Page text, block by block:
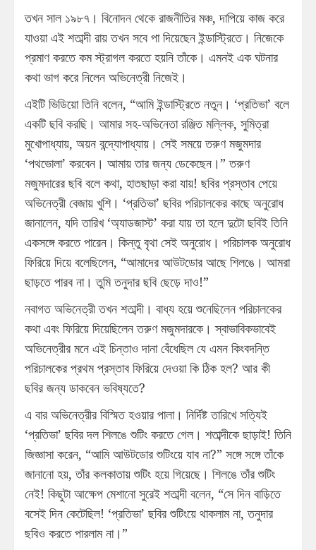
তখন সাল ১৯৮৭। বিনোদন থেকে রাজনীতির মঞ্চ, দাপিয়ে কাজ করে
যাওয়া এই শতাব্দী রায় তখন সবে পা দিয়েছেন ইন্ডাস্ট্রিতে। নিজেকে
প্রমাণ করতে কম স্ট্রাগল করতে হয়নি তাঁকে। এমনই এক ঘটনার
কথা ভাগ করে নিলেন অভিনেত্রী নিজেই।
এইটি ভিডিয়ো তিনি বলেন, “আমি ইন্ডাস্ট্রিতে নতুন। ‘প্রতিভা’ বলে
একটি ছবি করছি। আমার সহ-অভিনেতা রঞ্জিত মল্লিক, সুমিত্রা
মুখোপাধ্যায়, অয়ন বন্দ্যোপাধ্যায়। সেই সময়ে তরুণ মজুমদার
‘পথভোলা’ করবেন। আমায় তার জন্য ডেকেছেন।” তরুণ
মজুমদারের ছবি বলে কথা, হাতছাড়া করা যায়! ছবির প্রস্তাব পেয়ে
অভিনেত্রী বেজায় খুশি। ‘প্রতিভা’ ছবির পরিচালকের কাছে অনুরোধ
জানালেন, যদি তারিখ ‘অ্যাডজাস্ট’ করা যায় তা হলে দুটো ছবিই তিনি
একসঙ্গে করতে পারেন। কিন্তু বৃথা সেই অনুরোধ। পরিচালক অনুরোধ
ফিরিয়ে দিয়ে বলেছিলেন, “আমাদের আউটডোর আছে শিলঙে। আমরা
ছাড়়তে পারব না। তুমি তনুদার ছবি ছেড়ে দাও!”
নবাগত অভিনেত্রী তখন শতাব্দী। বাধ্য হয়ে শুনেছিলেন পরিচালকের
কথা এবং ফিরিয়ে দিয়েছিলেন তরুণ মজুমদারকে। স্বাভাবিকভাবেই
অভিনেত্রীর মনে এই চিন্তাও দানা বেঁধেছিল যে এমন কিংবদন্তি
পরিচালকের প্রথম প্রস্তাব ফিরিয়ে দেওয়া কি ঠিক হল? আর কী
ছবির জন্য ডাকবেন ভবিষ্যতে?
এ বার অভিনেত্রীর বিস্মিত হওয়ার পালা। নির্দিষ্ট তারিখে সত্যিই
‘প্রতিভা’ ছবির দল শিলঙে শুটিং করতে গেল। শতাব্দীকে ছাড়াই! তিনি
জিজ্ঞাসা করেন, “আমি আউটডোর শুটিংয়ে যাব না?” সঙ্গে সঙ্গে তাঁকে
জানানো হয়, তাঁর কলকাতায় শুটিং হয়ে গিয়েছে। শিলঙে তাঁর শুটিং
নেই! কিছুটা আক্ষেপ মেশানো সুরেই শতাব্দী বলেন, “সে দিন বাড়িতে
বসেই দিন কেটেছিল! ‘প্রতিভা’ ছবির শুটিংয়ে থাকলাম না, তনুদার
ছবিও করতে পারলাম না।”